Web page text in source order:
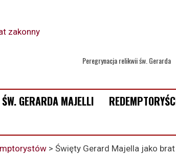
Peregrynacja relikwii św. Gerarda
GERARDA MAJELLI
> Święty Gerard Majella jako